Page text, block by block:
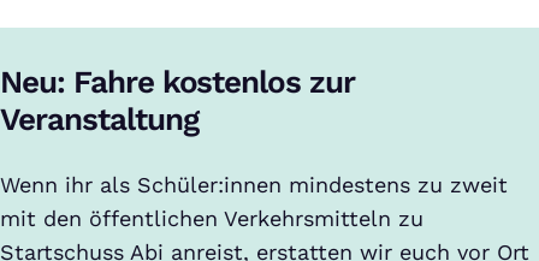
Neu: Fahre kostenlos zur
Veranstaltung
Wenn ihr als Schüler:innen mindestens zu zweit
mit den öffentlichen Verkehrsmitteln zu
Startschuss Abi anreist, erstatten wir euch vor Ort